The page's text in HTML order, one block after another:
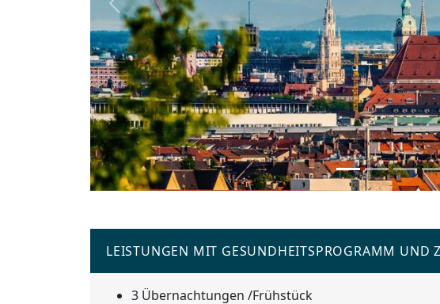
Previous
LEISTUNGEN MIT GESUNDHEITSPROGRAMM UND
3 Übernachtungen /Frühstück